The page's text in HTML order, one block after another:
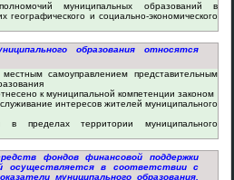
муниципальных образований в
географического и социально-экономического
образования относятся
самоуправлением представительным
к муниципальной компетенции законом
интересов жителей муниципального
в пределах территории муниципального
фондов финансовой поддержки
осуществляется в соответствии с
муниципального образования,